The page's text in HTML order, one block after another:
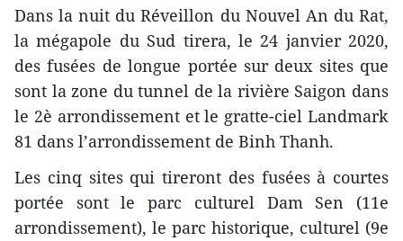
Dans la nuit du Réveillon du Nouvel An du Rat,
la mégapole du Sud tirera, le 24 janvier 2020,
des fusées de longue portée sur deux sites que
sont la zone du tunnel de la rivière Saigon dans
le 2è arrondissement et le gratte-ciel Landmark
81 dans l’arrondissement de Binh Thanh.
Les cinq sites qui tireront des fusées à courtes
portée sont le parc culturel Dam Sen (11e
arrondissement), le parc historique, culturel (9e